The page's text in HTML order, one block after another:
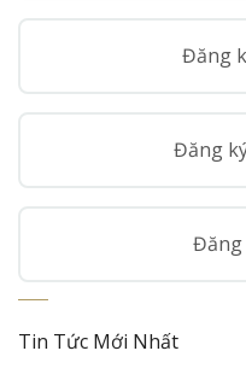
Đăng
Đăng
Đăng
Tin Tức Mới Nhất